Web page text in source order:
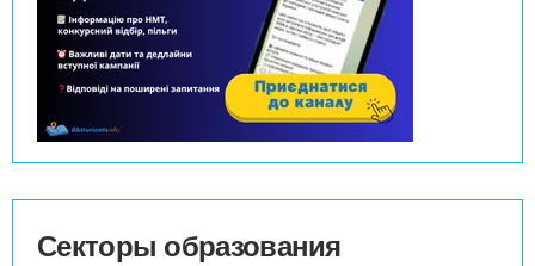
Секторы образования